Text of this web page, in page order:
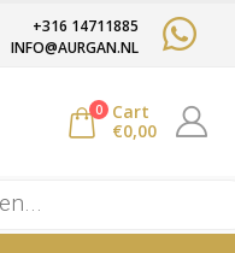
+316 14711885
INFO@AURGAN.NL
0
Cart
€0,00